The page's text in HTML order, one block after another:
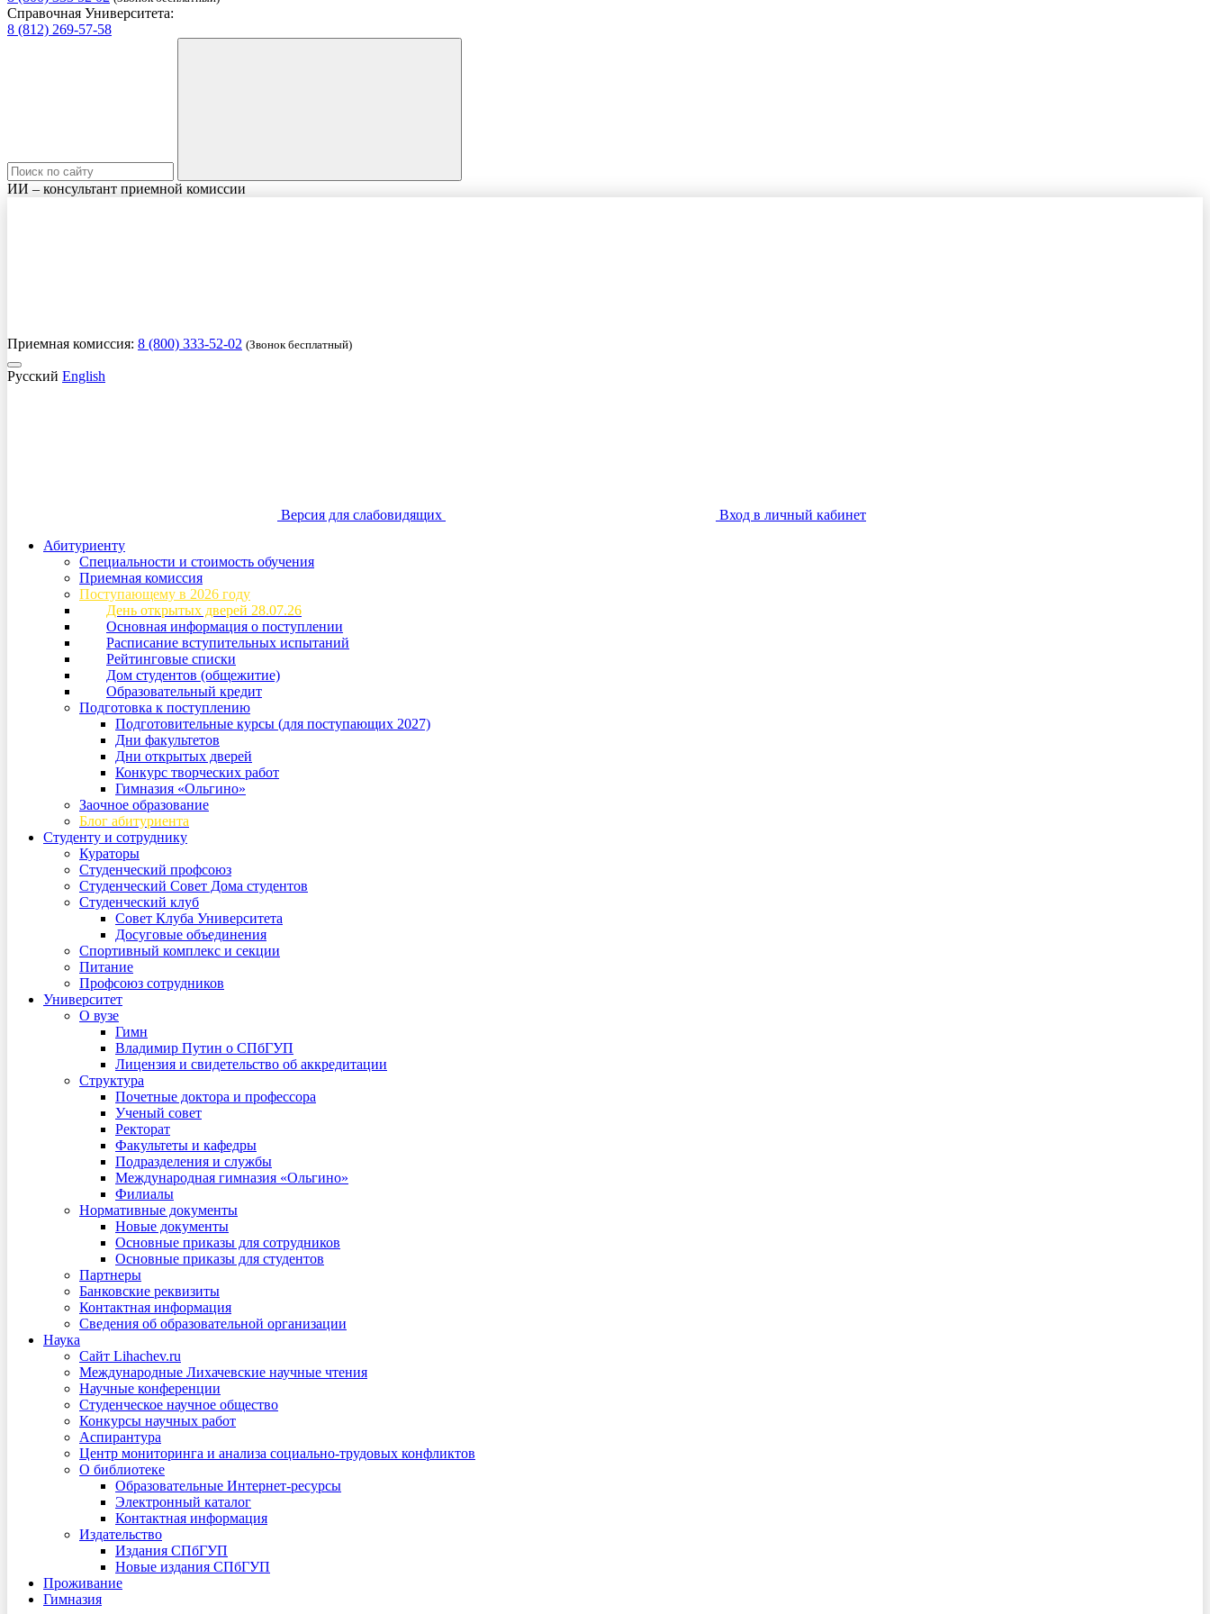
Справочная Университета:
8 (812) 269-57-58
ИИ – консультант приемной комиссии
Приемная комиссия: 8 (800) 333-52-02 (Звонок бесплатный)
Русский English
Версия для слабовидящих
Вход в личный кабинет
Абитуриенту
Специальности и стоимость обучения
Приемная комиссия
Поступающему в 2026 году
День открытых дверей 28.07.26
Основная информация о поступлении
Расписание вступительных испытаний
Рейтинговые списки
Дом студентов (общежитие)
Образовательный кредит
Подготовка к поступлению
Подготовительные курсы (для поступающих 2027)
Дни факультетов
Дни открытых дверей
Конкурс творческих работ
Гимназия «Ольгино»
Заочное образование
Блог абитуриента
Студенту и сотруднику
Кураторы
Студенческий профсоюз
Студенческий Совет Дома студентов
Студенческий клуб
Совет Клуба Университета
Досуговые объединения
Спортивный комплекс и секции
Питание
Профсоюз сотрудников
Университет
О вузе
Гимн
Владимир Путин о СПбГУП
Лицензия и свидетельство об аккредитации
Структура
Почетные доктора и профессора
Ученый совет
Ректорат
Факультеты и кафедры
Подразделения и службы
Международная гимназия «Ольгино»
Филиалы
Нормативные документы
Новые документы
Основные приказы для сотрудников
Основные приказы для студентов
Партнеры
Банковские реквизиты
Контактная информация
Сведения об образовательной организации
Наука
Сайт Lihachev.ru
Международные Лихачевские научные чтения
Научные конференции
Студенческое научное общество
Конкурсы научных работ
Аспирантура
Центр мониторинга и анализа социально-трудовых конфликтов
О библиотеке
Образовательные Интернет-ресурсы
Электронный каталог
Контактная информация
Издательство
Издания СПбГУП
Новые издания СПбГУП
Проживание
Гимназия